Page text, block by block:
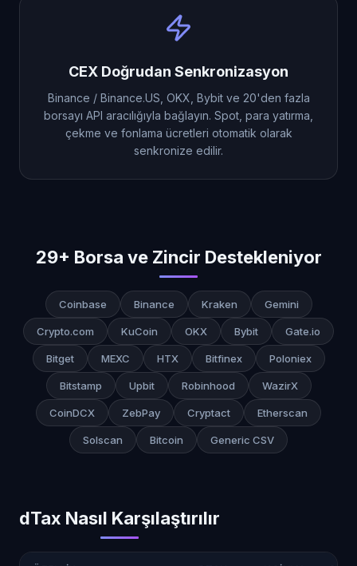
CEX Doğrudan Senkronizasyon
Binance / Binance.US, OKX, Bybit ve 20'den fazla
borsayı API aracılığıyla bağlayın. Spot, para yatırma,
çekme ve fonlama ücretleri otomatik olarak
senkronize edilir.
29+ Borsa ve Zincir Destekleniyor
Coinbase Binance Kraken Gemini
Crypto.com KuCoin OKX Bybit Gate.io
Bitget MEXC HTX Bitfinex Poloniex
Bitstamp Upbit Robinhood WazirX
CoinDCX ZebPay Cryptact Etherscan
Solscan Bitcoin Generic CSV
dTax Nasıl Karşılaştırılır